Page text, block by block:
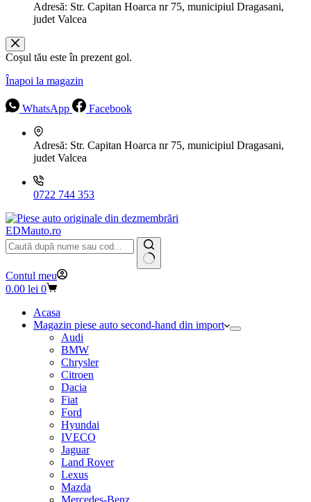
Adresă: Str. Capitan Hoarca nr 75, municipiul Dragasani,
judet Valcea
Coșul tău este în prezent gol.
Înapoi la magazin
WhatsApp Facebook
Adresă: Str. Capitan Hoarca nr 75, municipiul Dragasani,
judet Valcea
0722 744 353
EDMauto.ro
Niciun
rezultat
Contul meu
Coș
cumpărături
0.00 lei 0
Acasa
Magazin piese auto second-hand din import
Audi
BMW
Chrysler
Citroen
Dacia
Fiat
Ford
Hyundai
IVECO
Jaguar
Land Rover
Lexus
Mazda
Mercedes-Benz